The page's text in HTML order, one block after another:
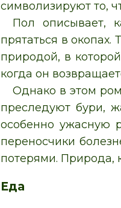
символизируют то,
Пол описывает,
прятаться в
природой, в
когда он
Однако в этом
преследуют бури,
особенно ужасную
переносчики
потерями. Природа,
Еда